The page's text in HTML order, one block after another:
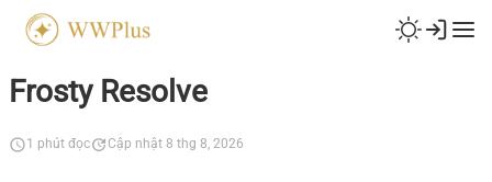
Frosty Resolve
1 phút đọc Cập nhật 8 thg 8, 2026